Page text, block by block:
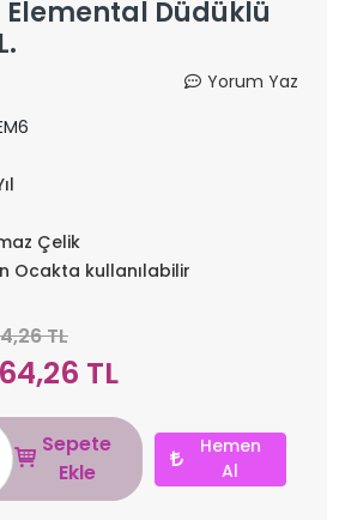
Düdüklü
Yorum Yaz
Çelik
Ocakta kullanılabilir
TL
TL
Sepete
Ekle
Hemen
Al